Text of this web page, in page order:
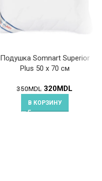
Подушка Somnart Superior
Plus 50 x 70 см
350MDL 320MDL
В КОРЗИНУ